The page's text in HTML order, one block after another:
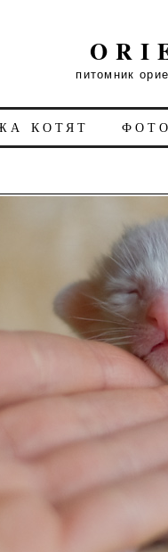
питомник
КОТЯТ